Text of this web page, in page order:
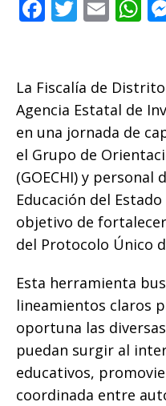
F
e
b
o
o
k
T
te
r
E
l
W
s
A
p
p
La Fiscalía de
Agencia Estatal de
en una jornada de
el Grupo de
(GOECHI) y personal
Educación del
objetivo de
del Protocolo Único
Esta herramienta
lineamientos claros
oportuna las
puedan surgir al
educativos,
coordinada entre